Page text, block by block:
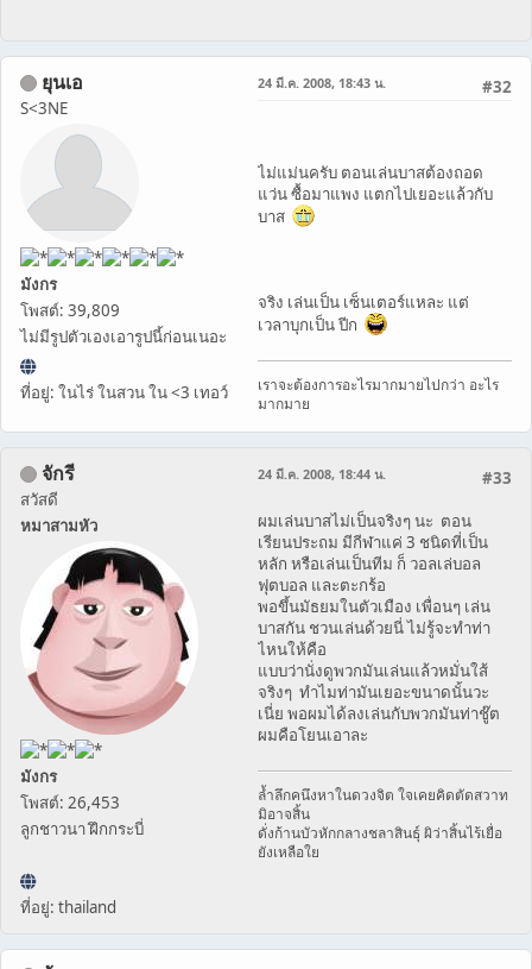
ยุนเอ
S<3NE
มังกร
โพสต์: 39,809
ไม่มีรูปตัวเองเอารูปนี้ก่อนเนอะ
ที่อยู่: ในไร่ ในสวน ใน <3 เทอว์
#32
24 มี.ค. 2008, 18:43 น.
ไม่แม่นครับ ตอนเล่นบาสต้องถอด
แว่น ซื้อมาแพง แตกไปเยอะแล้วกับ
บาส
จริง เล่นเป็น เซ็นเตอร์แหละ แต่
เวลาบุกเป็น ปีก
เราจะต้องการอะไรมากมายไปกว่า อะไร
มากมาย
จักรี
สวัสดี
หมาสามหัว
มังกร
โพสต์: 26,453
ลูกชาวนา ฝึกกระบี่
ที่อยู่: thailand
#33
24 มี.ค. 2008, 18:44 น.
ผมเล่นบาสไม่เป็นจริงๆ นะ ตอน
เรียนประถม มีกีฬาแค่ 3 ชนิดที่เป็น
หลัก หรือเล่นเป็นทีม ก็ วอลเล่บอล
ฟุตบอล และตะกร้อ
พอขึ้นมัธยมในตัวเมือง เพื่อนๆ เล่น
บาสกัน ชวนเล่นด้วยนี่ ไม่รู้จะทำท่า
ไหนให้คือ
แบบว่านั่งดูพวกมันเล่นแล้วหมั่นใส้
จริงๆ ทำไมท่ามันเยอะขนาดนั้นวะ
เนี่ย พอผมได้ลงเล่นกับพวกมันท่าชู๊ต
ผมคือโยนเอาละ
ล้ำลึกคนึงหาในดวงจิต ใจเคยคิดตัดสวาท
มิอาจสิ้น
ดั่งก้านบัวหักกลางชลาสินธุ์ ผิว่าสิ้นไร้เยื่อ
ยังเหลือใย